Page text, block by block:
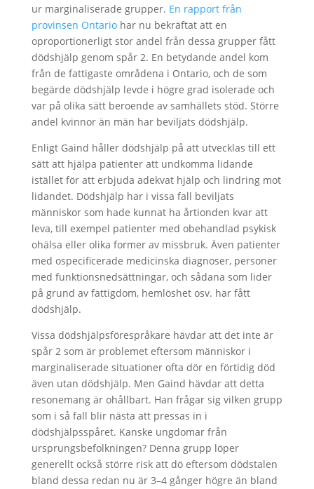
ur marginaliserade grupper. En rapport från
provinsen Ontariohar nu bekräftat att en
oproportionerligt stor andel från dessa grupper fått
dödshjälp genom spår 2. En betydande andel kom
från de fattigaste områdena i Ontario, och de som
begärde dödshjälp levde i högre grad isolerade och
var på olika sätt beroende av samhällets stöd. Större
andel kvinnor än män har beviljats dödshjälp.
Enligt Gaind håller dödshjälp på att utvecklas till ett
sätt att hjälpa patienter att undkomma lidande
istället för att erbjuda adekvat hjälp och lindring mot
lidandet. Dödshjälp har i vissa fall beviljats
människor som hade kunnat ha årtionden kvar att
leva, till exempel patienter med obehandlad psykisk
ohälsa eller olika former av missbruk. Även patienter
med ospecificerade medicinska diagnoser, personer
med funktionsnedsättningar, och sådana som lider
på grund av fattigdom, hemlöshet osv. har fått
dödshjälp.
Vissa dödshjälpsförespråkare hävdar att det inte är
spår 2 som är problemet eftersom människor i
marginaliserade situationer ofta dör en förtidig död
även utan dödshjälp. Men Gaind hävdar att detta
resonemang är ohållbart. Han frågar sig vilken grupp
som i så fall blir nästa att pressas in i
dödshjälpsspåret. Kanske ungdomar från
ursprungsbefolkningen? Denna grupp löper
generellt också större risk att dö eftersom dödstalen
bland dessa redan nu är 3–4 gånger högre än bland